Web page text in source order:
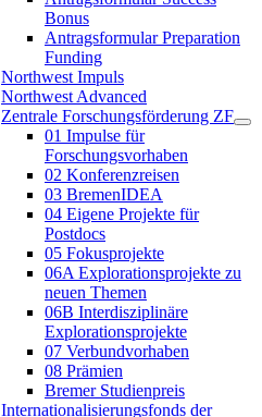
Bonus
Antragsformular Preparation
Funding
Northwest Impuls
Northwest Advanced
Zentrale Forschungsförderung ZF
01 Impulse für
Forschungsvorhaben
02 Konferenzreisen
03 BremenIDEA
04 Eigene Projekte für
Postdocs
05 Fokusprojekte
06A Explorationsprojekte zu
neuen Themen
06B Interdisziplinäre
Explorationsprojekte
07 Verbundvorhaben
08 Prämien
Bremer Studienpreis
Internationalisierungsfonds der